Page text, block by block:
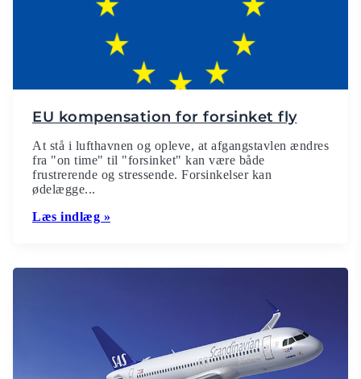
EU kompensation for forsinket fly
At stå i lufthavnen og opleve, at afgangstavlen ændres
fra "on time" til "forsinket" kan være både
frustrerende og stressende. Forsinkelser kan
ødelægge...
Læs indlæg »